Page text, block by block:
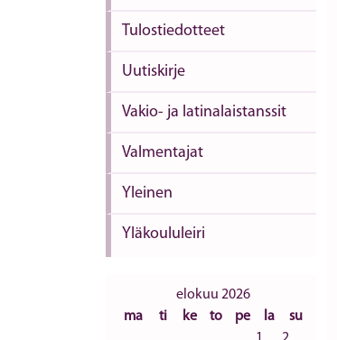
Tulostiedotteet
Uutiskirje
Vakio- ja latinalaistanssit
Valmentajat
Yleinen
Yläkoululeiri
elokuu 2026
ma
ti ke to pe la
su